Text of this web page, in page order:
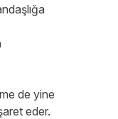
de yine
eder.